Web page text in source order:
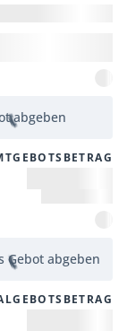
abgeben
Gebot abgeben